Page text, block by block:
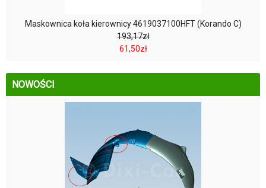
Maskownica koła kierownicy 4619037100HFT (Korando C)
193,17zł
61,50zł
NOWOŚCI